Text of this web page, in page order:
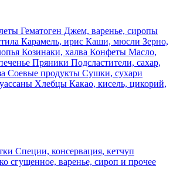
Гематоген Джем, варенье, сиропы
Карамель, ирис Каши, мюсли Зерно,
Козинаки, халва Конфеты Масло,
Пряники Подсластители, сахар,
Соевые продукты Сушки, сухари
Хлебцы Какао, кисель, цикорий,
Специи, консервация, кетчуп
сгущенное, варенье, сироп и прочее